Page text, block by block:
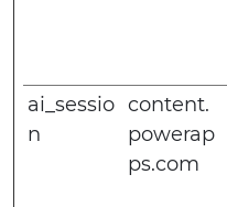
ai_sessio
n
content.
powerap
ps.com